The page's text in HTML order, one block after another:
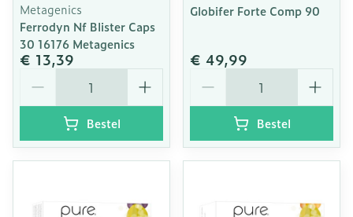
Metagenics
Ferrodyn Nf Blister Caps
30 16176 Metagenics
€ 13,39
Bestel
Globifer Forte Comp 90
€ 49,99
Bestel